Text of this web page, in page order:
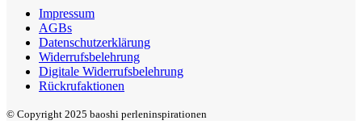
Impressum
AGBs
Datenschutzerklärung
Widerrufsbelehrung
Digitale Widerrufsbelehrung
Rückrufaktionen
© Copyright 2025 baoshi perleninspirationen